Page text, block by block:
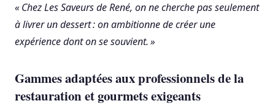
« Chez Les Saveurs de René, on ne cherche pas seulement
à livrer un dessert : on ambitionne de créer une
expérience dont on se souvient. »
Gammes adaptées aux professionnels de la
restauration et gourmets exigeants